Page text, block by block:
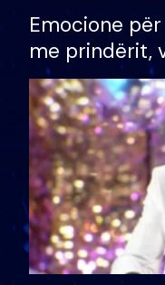
Emocione
me prindërit,
divorci apo jo?